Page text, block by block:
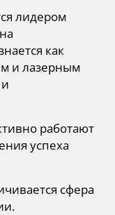
лидером
как
и лазерным
работают
успеха
сфера